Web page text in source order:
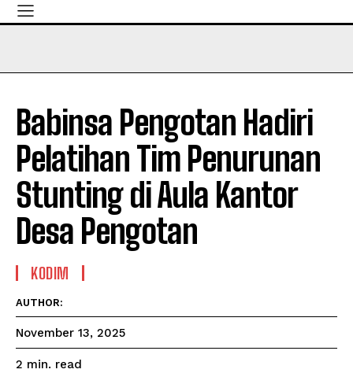
Babinsa Pengotan Hadiri
Pelatihan Tim Penurunan
Stunting di Aula Kantor
Desa Pengotan
KODIM
AUTHOR:
November 13, 2025
2 min. read